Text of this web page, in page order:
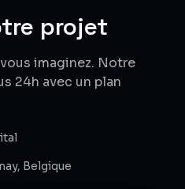
projet
imaginez. Notre
24h avec un plan
Belgique